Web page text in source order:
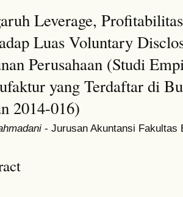
Leverage,
Luas Voluntary
Perusahaan (Studi
yang Terdaftar di
2014-016)
- Jurusan Akuntansi Fakultas